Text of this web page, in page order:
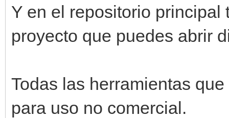
Y en el repositorio
proyecto que puedes abrir
Todas las herramientas
para uso no comercial.